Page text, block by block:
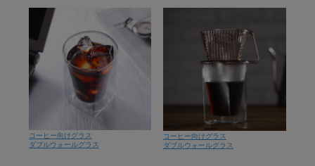
コーヒー向けグラス
ダブルウォールグラス
コーヒー向けグラス
ダブルウォールグラス